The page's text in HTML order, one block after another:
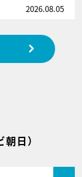
2026.08.05
朝日）